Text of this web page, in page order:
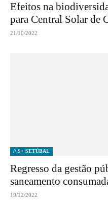
Efeitos na
para Central Solar de
21/10/2022
// S+ SETÚBAL
Regresso da gestão
saneamento
19/12/2022